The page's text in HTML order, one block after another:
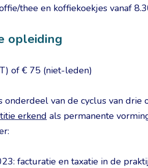
thee en koffiekoekjes vanaf
opleiding
of € 75 (niet-leden)
onderdeel van de cyclus van
erkend als permanente
facturatie en taxatie in de